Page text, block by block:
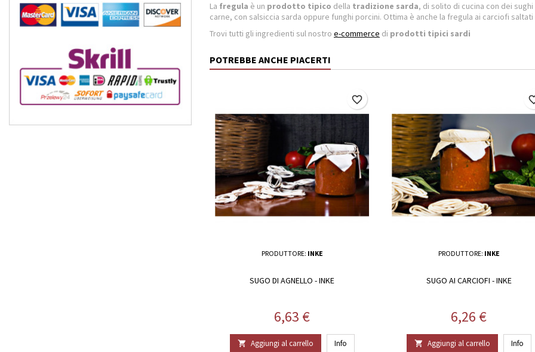
La fregula è un prodotto tipico della tradizione sarda, di solito di cucina con dei
carne, con salsiccia sarda oppure funghi porcini. Ottima è anche la fregula ai carciofi saltati
Trovi tutti gli ingredienti sul nostro e-commerce di prodotti tipici sardi
POTREBBE ANCHE PIACERTI
PRODUTTORE: INKE
SUGO DI AGNELLO - INKE
Prezzo
6,63 €
 Aggiungi al carrello Info
favorite_border
PRODUTTORE: INKE
SUGO AI CARCIOFI - INKE
Prezzo
6,26 €
 Aggiungi al carrello Info